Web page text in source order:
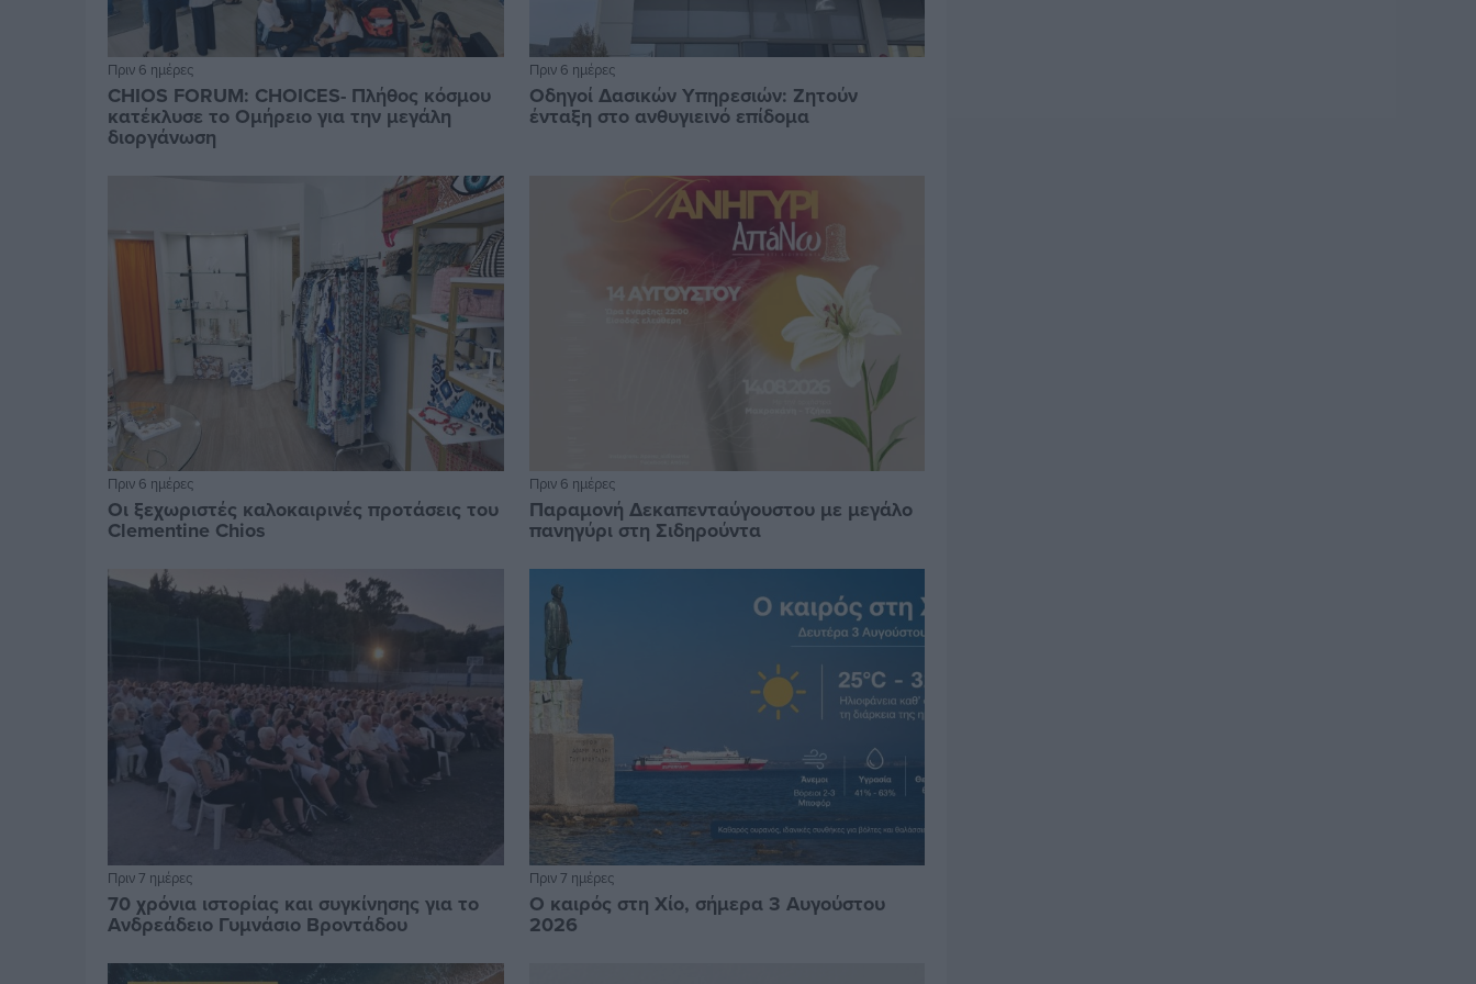
Πριν 6 ημέρες
CHIOS FORUM: CHOICES- Πλήθος κόσμου
κατέκλυσε το Ομήρειο για την μεγάλη
διοργάνωση
Πριν 6 ημέρες
Οδηγοί Δασικών Υπηρεσιών: Ζητούν
ένταξη στο ανθυγιεινό επίδομα
Πριν 6 ημέρες
Οι ξεχωριστές καλοκαιρινές προτάσεις του
Clementine Chios
Πριν 6 ημέρες
Παραμονή Δεκαπενταύγουστου με μεγάλο
πανηγύρι στη Σιδηρούντα
Πριν 7 ημέρες
70 χρόνια ιστορίας και συγκίνησης για το
Ανδρεάδειο Γυμνάσιο Βροντάδου
Πριν 7 ημέρες
Ο καιρός στη Χίο, σήμερα 3 Αυγούστου
2026